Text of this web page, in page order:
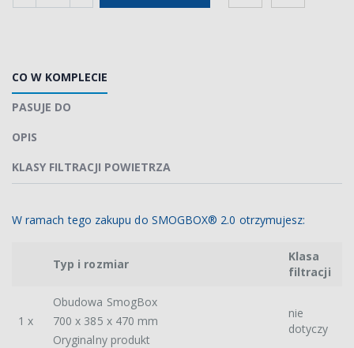
CO W KOMPLECIE
PASUJE DO
OPIS
KLASY FILTRACJI POWIETRZA
W ramach tego zakupu do SMOGBOX® 2.0 otrzymujesz:
Typ i rozmiar
Klasa
filtracji
1 x
Obudowa SmogBox
700 x 385 x 470 mm
Oryginalny produkt
nie
dotyczy